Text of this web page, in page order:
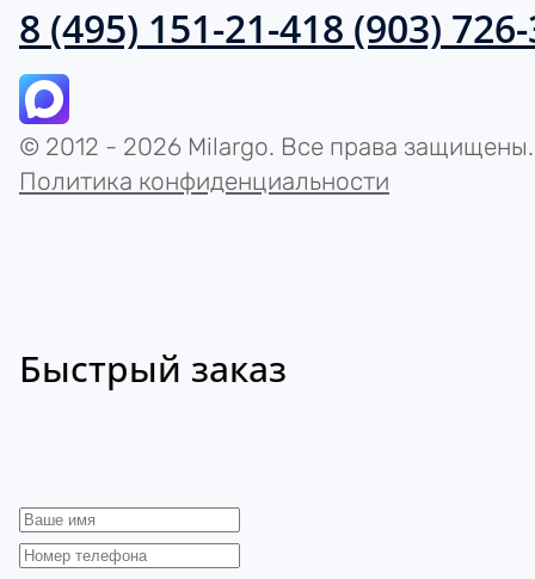
8 (495) 151-21-418 (903)
© 2012 - 2026 Milargo. Все права защищены.
Политика конфиденциальности
Быстрый заказ